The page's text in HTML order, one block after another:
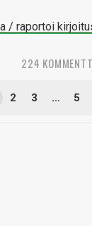
/ raportoi
224
2 3 … 5